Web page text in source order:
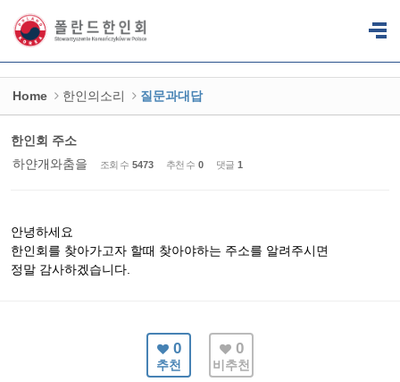
Home 한인의소리 질문과대답
한인회 주소
하얀개와춤을
조회 수 5473 추천 수 0 댓글 1
안녕하세요
한인회를 찾아가고자 할때 찾아야하는 주소를 알려주시면
정말 감사하겠습니다.
0
추천
0
비추천